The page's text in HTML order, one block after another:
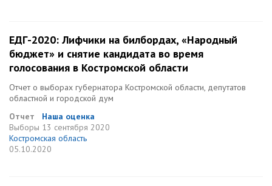
ЕДГ-2020: Лифчики на билбордах, «Народный
бюджет» и снятие кандидата во время
голосования в Костромской области
Отчет о выборах губернатора Костромской области, депутатов
областной и городской дум
Отчет
Наша оценка
Выборы 13 сентября 2020
Костромская область
05.10.2020